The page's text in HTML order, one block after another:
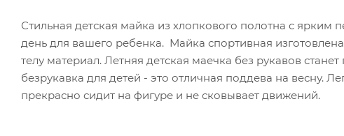
Стильная детская майка из хлопкового полотна с
день для вашего ребенка. Майка спортивная
телу материал. Летняя детская маечка без рукавов
безрукавка для детей - это отличная поддева на весну.
прекрасно сидит на фигуре и не сковывает движений.